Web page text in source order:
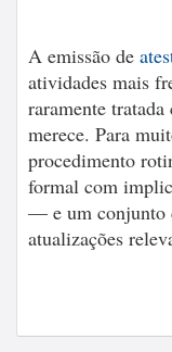
A emissão de
atividades mais
raramente
merece. Para
procedimento
formal com
— e um conjunto
atualizações